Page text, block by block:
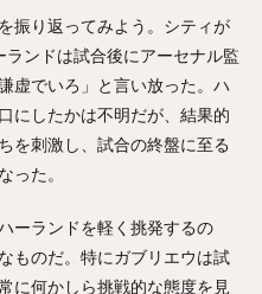
振り返ってみよう。シティが
ンドは試合後にアーセナル監
虚でいろ」と言い放った。ハ
にしたかは不明だが、結果的
を刺激し、試合の終盤に至る
った。
ーランドを軽く挑発するの
ものだ。特にガブリエウは試
に何かしら挑戦的な態度を見